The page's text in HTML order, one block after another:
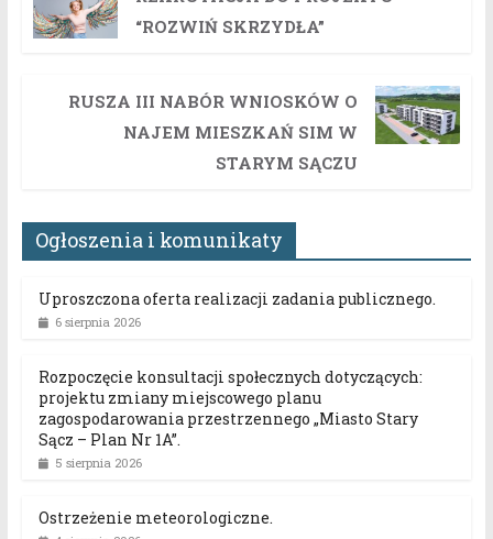
“ROZWIŃ SKRZYDŁA”
RUSZA III NABÓR WNIOSKÓW O
NAJEM MIESZKAŃ SIM W
STARYM SĄCZU
Ogłoszenia i komunikaty
Uproszczona oferta realizacji zadania publicznego.
6 sierpnia 2026
Rozpoczęcie konsultacji społecznych dotyczących:
projektu zmiany miejscowego planu
zagospodarowania przestrzennego „Miasto Stary
Sącz – Plan Nr 1A”.
5 sierpnia 2026
Ostrzeżenie meteorologiczne.